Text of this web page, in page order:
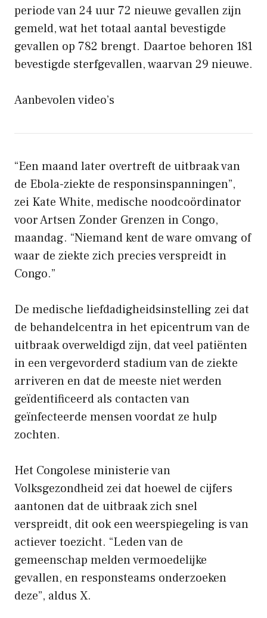
periode van 24 uur 72 nieuwe gevallen zijn
gemeld, wat het totaal aantal bevestigde
gevallen op 782 brengt. Daartoe behoren 181
bevestigde sterfgevallen, waarvan 29 nieuwe.
Aanbevolen video’s
“Een maand later overtreft de uitbraak van
de Ebola-ziekte de responsinspanningen”,
zei Kate White, medische noodcoördinator
voor Artsen Zonder Grenzen in Congo,
maandag. “Niemand kent de ware omvang of
waar de ziekte zich precies verspreidt in
Congo.”
De medische liefdadigheidsinstelling zei dat
de behandelcentra in het epicentrum van de
uitbraak overweldigd zijn, dat veel patiënten
in een vergevorderd stadium van de ziekte
arriveren en dat de meeste niet werden
geïdentificeerd als contacten van
geïnfecteerde mensen voordat ze hulp
zochten.
Het Congolese ministerie van
Volksgezondheid zei dat hoewel de cijfers
aantonen dat de uitbraak zich snel
verspreidt, dit ook een weerspiegeling is van
actiever toezicht. “Leden van de
gemeenschap melden vermoedelijke
gevallen, en responsteams onderzoeken
deze”, aldus X.